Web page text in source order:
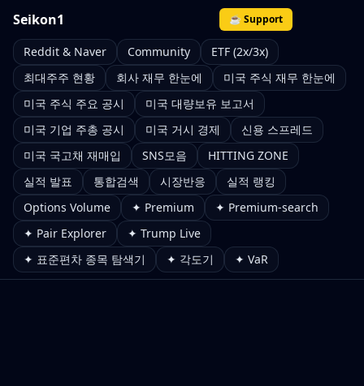
Seikon1 ☕ Support
Reddit & Naver Community
ETF (2x/3x)
최대주주 현황
회사 재무 한눈에
미국 주식 재무 한눈에
미국 주식 주요 공시
미국 대량보유 보고서
미국 기업 주총 공시
미국 거시 경제
신용 스프레드
미국 국고채 재매입
SNS모음
HITTING ZONE
실적 발표
통합검색 시장반응
실적 랭킹
Options Volume
✦ Premium
✦ Premium-search
✦ Pair Explorer
✦ Trump Live
✦ 표준편차 종목 탐색기
✦ 각도기 ✦ VaR